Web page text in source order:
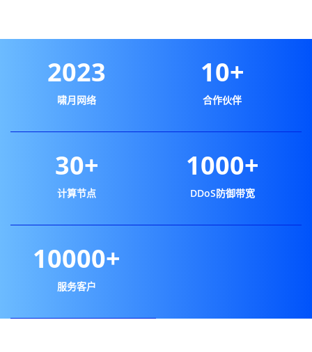
2023
啸月网络
10+
合作伙伴
30+
计算节点
1000+
DDoS防御带宽
10000+
服务客户